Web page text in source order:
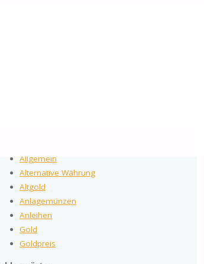
Allgemein
Alternative Währung
Altgold
Anlagemünzen
Anleihen
Gold
Goldpreis